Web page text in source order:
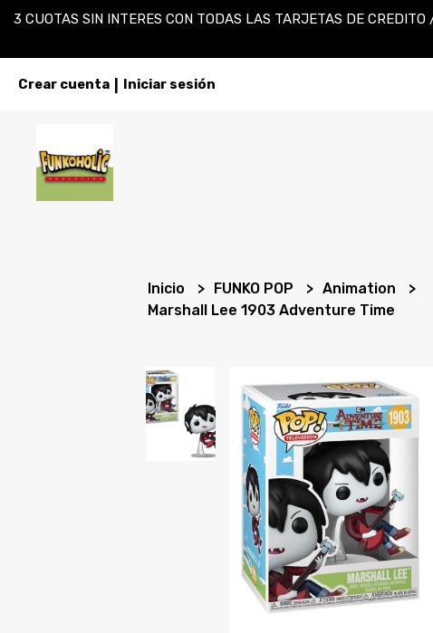
3 CUOTAS SIN INTERES CON TODAS LAS TARJETAS DE
Crear cuenta Iniciar sesión
Inicio FUNKO POP
Animation
Marshall Lee 1903 Adventure Time